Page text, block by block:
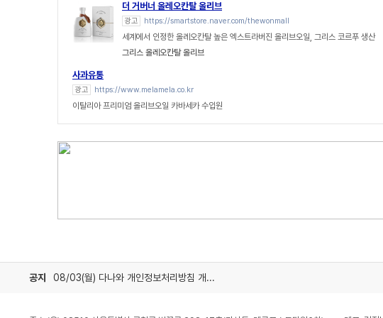
더 거버너 올레오칸탈 올리브
광고 https://smartstore.naver.com/thewonmall
세계에서 인정한 올레오칸탈 높은 엑스트라버진 올리브오일, 그리스 코르푸 생산
그리스 올레오칸탈 올리브
사과유통
광고 https://www.melamela.co.kr
이탈리아 프리미엄 올리브오일 카바세카 수입원
공지 08/03(월) 다나와 개인정보처리방침 개정 안내